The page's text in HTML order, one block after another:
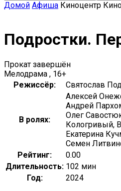
Домой Афиша Киноцентр
Подростки.
Прокат завершён
Мелодрама , 16+
Режиссёр:
Святослав
В ролях:
Алексей
Андрей
Олег
Кологривый,
Екатерина
Семен
Рейтинг:
0.00
Длительность: 102 мин
Год:
2024